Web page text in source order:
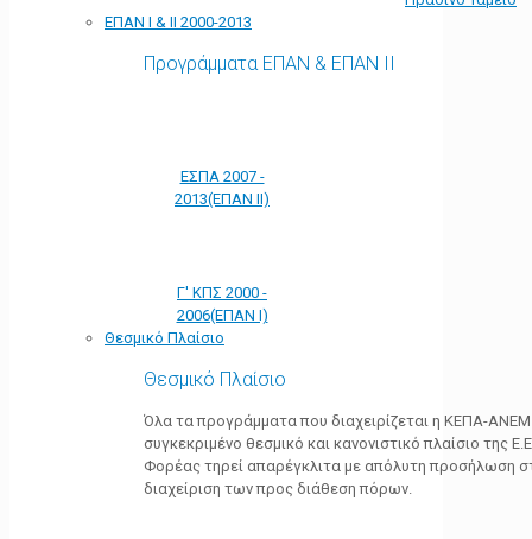
ΕΠΑΝ Ι & ΙΙ 2000-2013
Προγράμματα ΕΠΑΝ & ΕΠΑΝ ΙΙ
ΕΣΠΑ 2007 -
2013(ΕΠΑΝ ΙΙ)
Γ' ΚΠΣ 2000 -
2006(ΕΠΑΝ Ι)
Θεσμικό Πλαίσιο
Θεσμικό Πλαίσιο
Όλα τα προγράμματα που διαχειρίζεται η ΚΕΠΑ-
συγκεκριμένο θεσμικό και κανονιστικό πλαίσιο της
Φορέας τηρεί απαρέγκλιτα με απόλυτη προσήλωση
διαχείριση των προς διάθεση πόρων.